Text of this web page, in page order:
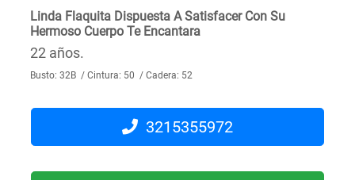
Linda Flaquita Dispuesta A Satisfacer Con Su
Hermoso Cuerpo Te Encantara
22 años.
Busto: 32B / Cintura: 50 / Cadera: 52
3215355972